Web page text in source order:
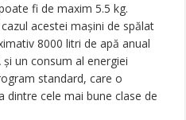
fi de maxim 5.5 kg.
acestei maşini de spălat
8000 litri de apă anual
un consum al energiei
standard, care o
dintre cele mai bune clase de